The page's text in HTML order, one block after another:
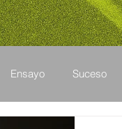
Ensayo Suceso